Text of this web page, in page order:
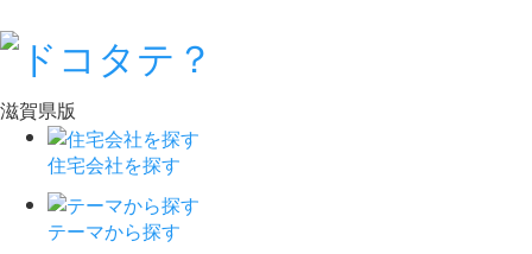
滋賀県版
住宅会社を探す
テーマから探す